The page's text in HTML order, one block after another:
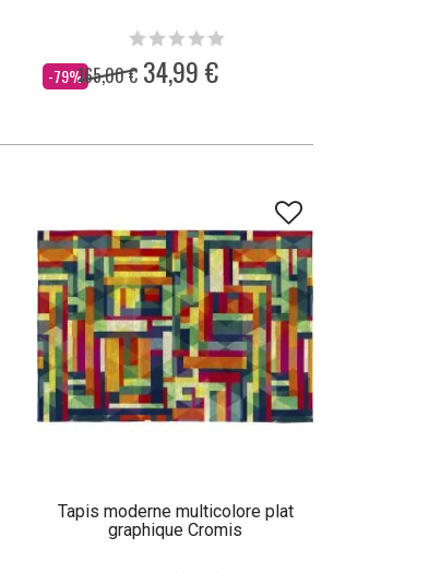
-79%
Dès 165,00 € 34,99 €
Tapis moderne multicolore plat
graphique Cromis